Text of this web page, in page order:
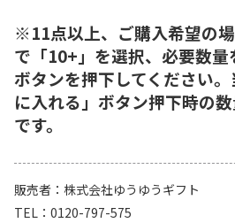
※11点以上、ご購入希望の
で「10+」を選択、必要数量
ボタンを押下してください
に入れる」ボタン押下時の
です。
販売者
株式会社ゆうゆうギフト
TEL
0120-797-575